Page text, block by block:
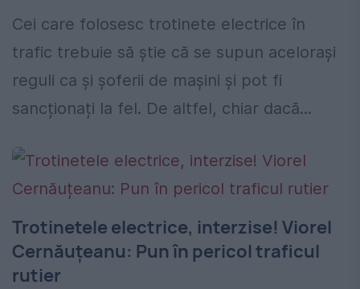
Cei care folosesc trotinete electrice în
trafic trebuie să știe că se supun acelorași
reguli ca și șoferii de mașini și pot fi
sancționați la fel. De altfel, chiar dacă...
Trotinetele electrice, interzise! Viorel
Cernăuțeanu: Pun în pericol traficul
rutier